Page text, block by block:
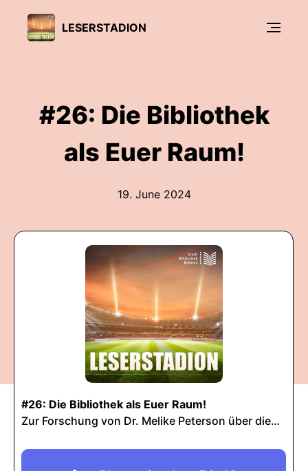
LESERSTADION
#26: Die Bibliothek
als Euer Raum!
19. June 2024